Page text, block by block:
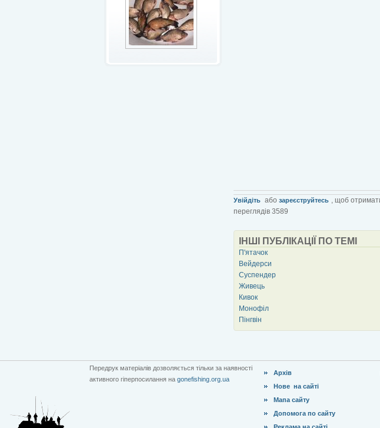
Увійдіть або зареєструйтесь , щоб
переглядів 3589
ІНШІ ПУБЛІКАЦІЇ ПО ТЕМІ
П'ятачок
Вейдерси
Суспендер
Живець
Кивок
Монофіл
Пінгвін
Передрук матеріалів дозволяється тільки за наявності
активного гіперпосилання на gonefishing.org.ua
Архів
Нове на сайті
Мапа сайту
Допомога по сайту